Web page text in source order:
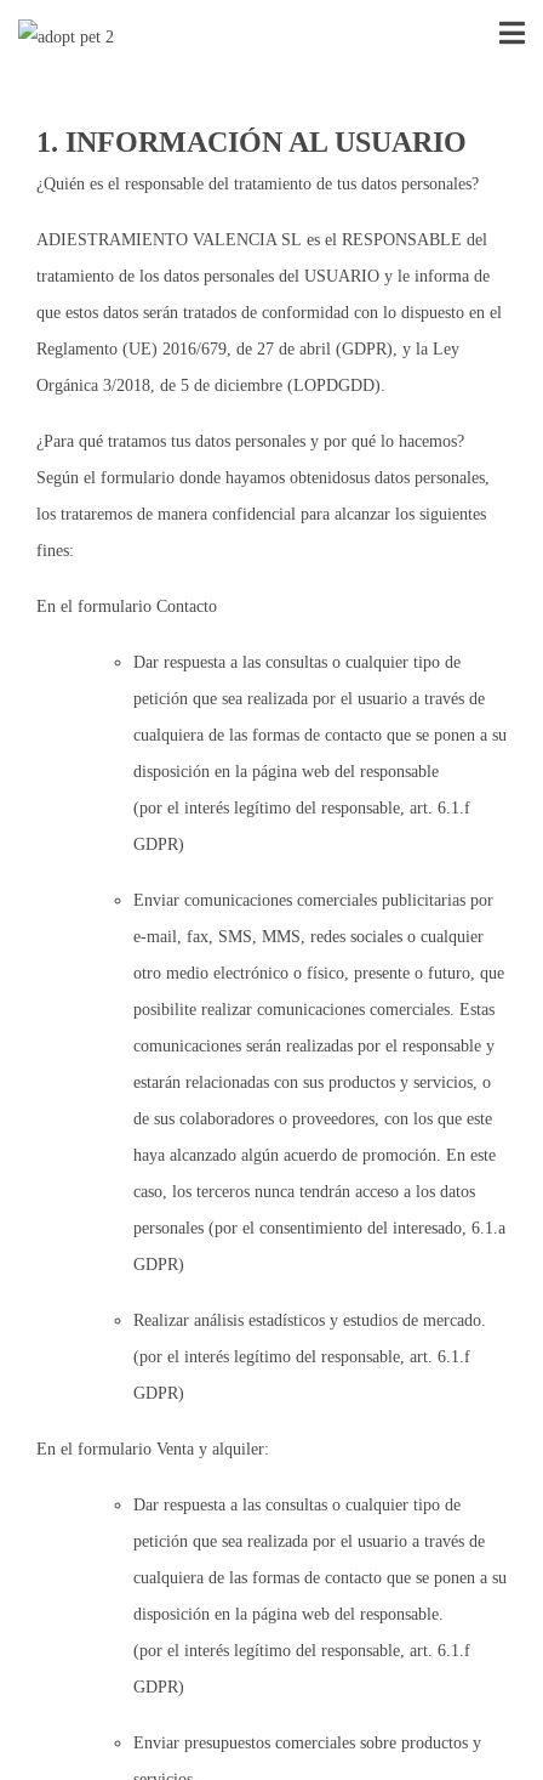
1. INFORMACIÓN AL USUARIO
¿Quién es el responsable del tratamiento de tus datos personales?
ADIESTRAMIENTO VALENCIA SL es el RESPONSABLE del
tratamiento de los datos personales del USUARIO y le informa de
que estos datos serán tratados de conformidad con lo dispuesto en el
Reglamento (UE) 2016/679, de 27 de abril (GDPR), y la Ley
Orgánica 3/2018, de 5 de diciembre (LOPDGDD).
¿Para qué tratamos tus datos personales y por qué lo hacemos?
Según el formulario donde hayamos obtenidosus datos personales,
los trataremos de manera confidencial para alcanzar los siguientes
fines:
En el formulario Contacto
Dar respuesta a las consultas o cualquier tipo de
petición que sea realizada por el usuario a través de
cualquiera de las formas de contacto que se ponen a su
disposición en la página web del responsable
(por el interés legítimo del responsable, art. 6.1.f
GDPR)
Enviar comunicaciones comerciales publicitarias por
e-mail, fax, SMS, MMS, redes sociales o cualquier
otro medio electrónico o físico, presente o futuro, que
posibilite realizar comunicaciones comerciales. Estas
comunicaciones serán realizadas por el responsable y
estarán relacionadas con sus productos y servicios, o
de sus colaboradores o proveedores, con los que este
haya alcanzado algún acuerdo de promoción. En este
caso, los terceros nunca tendrán acceso a los datos
personales (por el consentimiento del interesado, 6.1.a
GDPR)
Realizar análisis estadísticos y estudios de mercado.
(por el interés legítimo del responsable, art. 6.1.f
GDPR)
En el formulario Venta y alquiler:
Dar respuesta a las consultas o cualquier tipo de
petición que sea realizada por el usuario a través de
cualquiera de las formas de contacto que se ponen a su
disposición en la página web del responsable.
(por el interés legítimo del responsable, art. 6.1.f
GDPR)
Enviar presupuestos comerciales sobre productos y